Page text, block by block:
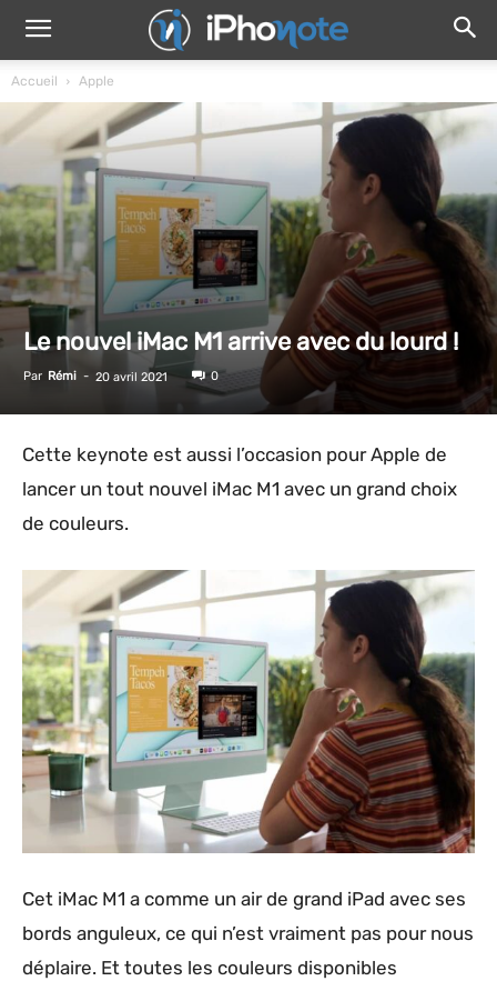
Accueil Apple
Le nouvel iMac M1 arrive avec du lourd !
Par Rémi - 20 avril 2021 0
Cette keynote est aussi l’occasion pour Apple de
lancer un tout nouvel iMac M1 avec un grand choix
de couleurs.
Cet iMac M1 a comme un air de grand iPad avec ses
bords anguleux, ce qui n’est vraiment pas pour nous
déplaire. Et toutes les couleurs disponibles